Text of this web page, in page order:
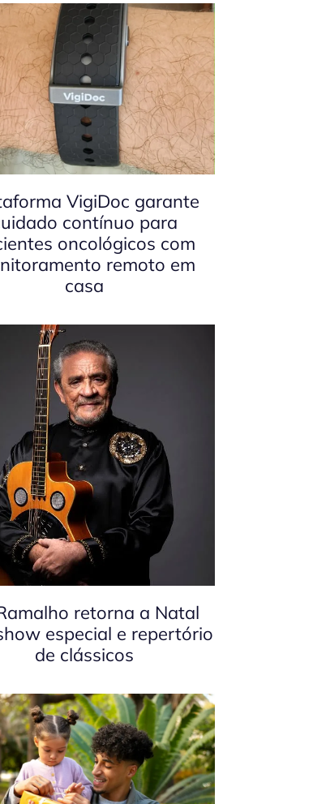
VigiDoc garante
contínuo para
oncológicos com
remoto em
casa
retorna a Natal
especial e repertório
de clássicos